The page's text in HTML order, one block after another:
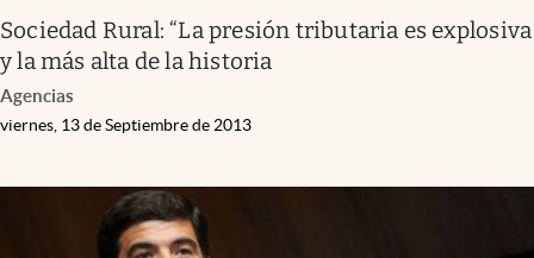
Sociedad Rural: “La presión tributaria es explosiva
y la más alta de la historia
Agencias
viernes, 13 de Septiembre de 2013